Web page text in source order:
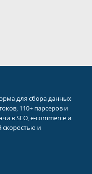
для сбора данных
110+ парсеров и
в SEO, e-commerce и
скоростью и